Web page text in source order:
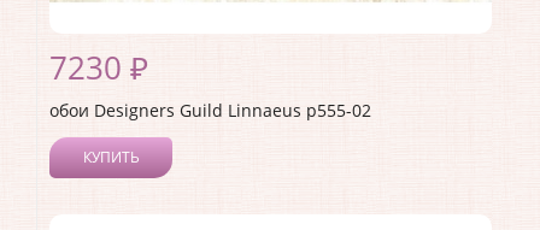
7230 ₽
обои Designers Guild Linnaeus p555-02
КУПИТЬ
Коллекция: